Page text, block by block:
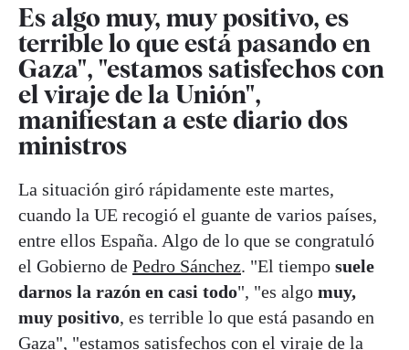
Es algo muy, muy positivo, es
terrible lo que está pasando en
Gaza", "estamos satisfechos con
el viraje de la Unión",
manifiestan a este diario dos
ministros
La situación giró rápidamente este martes,
cuando la UE recogió el guante de varios países,
entre ellos España. Algo de lo que se congratuló
el Gobierno de Pedro Sánchez. "El tiempo suele
darnos la razón en casi todo", "es algo muy,
muy positivo, es terrible lo que está pasando en
Gaza", "estamos satisfechos con el viraje de la